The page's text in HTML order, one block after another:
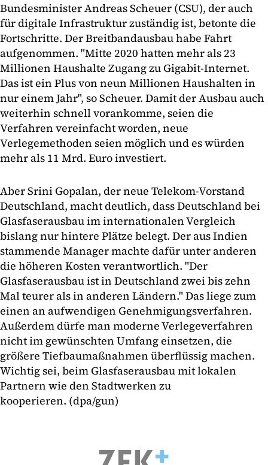
Bundesminister Andreas Scheuer (CSU), der auch
für digitale Infrastruktur zuständig ist, betonte die
Fortschritte. Der Breitbandausbau habe Fahrt
aufgenommen. "Mitte 2020 hatten mehr als 23
Millionen Haushalte Zugang zu Gigabit-Internet.
Das ist ein Plus von neun Millionen Haushalten in
nur einem Jahr", so Scheuer. Damit der Ausbau auch
weiterhin schnell vorankomme, seien die
Verfahren vereinfacht worden, neue
Verlegemethoden seien möglich und es würden
mehr als 11 Mrd. Euro investiert.
Aber Srini Gopalan, der neue Telekom-Vorstand
Deutschland, macht deutlich, dass Deutschland bei
Glasfaserausbau im internationalen Vergleich
bislang nur hintere Plätze belegt. Der aus Indien
stammende Manager machte dafür unter anderen
die höheren Kosten verantwortlich. "Der
Glasfaserausbau ist in Deutschland zwei bis zehn
Mal teurer als in anderen Ländern." Das liege zum
einen an aufwendigen Genehmigungsverfahren.
Außerdem dürfe man moderne Verlegeverfahren
nicht im gewünschten Umfang einsetzen, die
größere Tiefbaumaßnahmen überflüssig machen.
Wichtig sei, beim Glasfaserausbau mit lokalen
Partnern wie den Stadtwerken zu
kooperieren. (dpa/gun)